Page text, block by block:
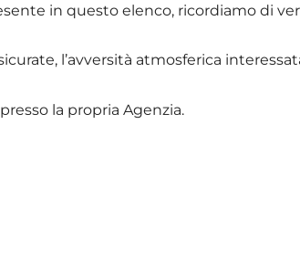
in questo elenco, ricordiamo di
l’avversità atmosferica
la propria Agenzia.